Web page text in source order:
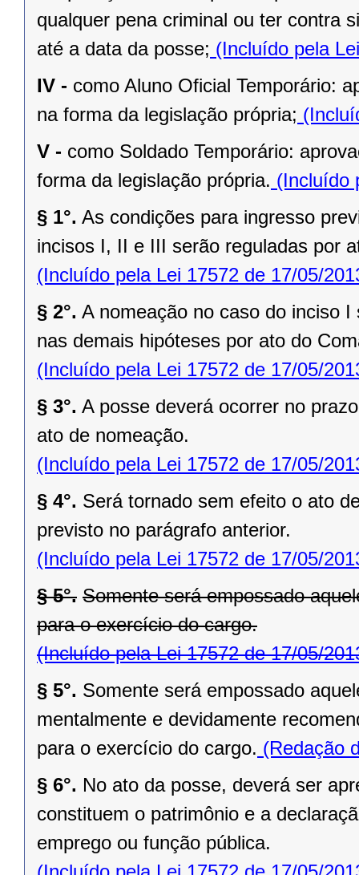
qualquer pena criminal ou ter contra
até a data da posse; (Incluído pela
IV - como Aluno Oficial Temporário:
na forma da legislação própria;
V - como Soldado Temporário:
forma da legislação própria. (Incluído
§ 1°. As condições para ingresso
incisos I, II e III serão reguladas por
(Incluído pela Lei 17572 de 17/05/
§ 2°. A nomeação no caso do inciso
nas demais hipóteses por ato do
(Incluído pela Lei 17572 de 17/05/
§ 3°. A posse deverá ocorrer no
ato de nomeação.
(Incluído pela Lei 17572 de 17/05/
§ 4°. Será tornado sem efeito o ato
previsto no parágrafo anterior.
(Incluído pela Lei 17572 de 17/05/
§ 5°. Somente será empossado
para o exercício do cargo.
(Incluído pela Lei 17572 de 17/05/
§ 5°. Somente será empossado
mentalmente e devidamente
para o exercício do cargo. (Redação
§ 6°. No ato da posse, deverá ser
constituem o patrimônio e a
emprego ou função pública.